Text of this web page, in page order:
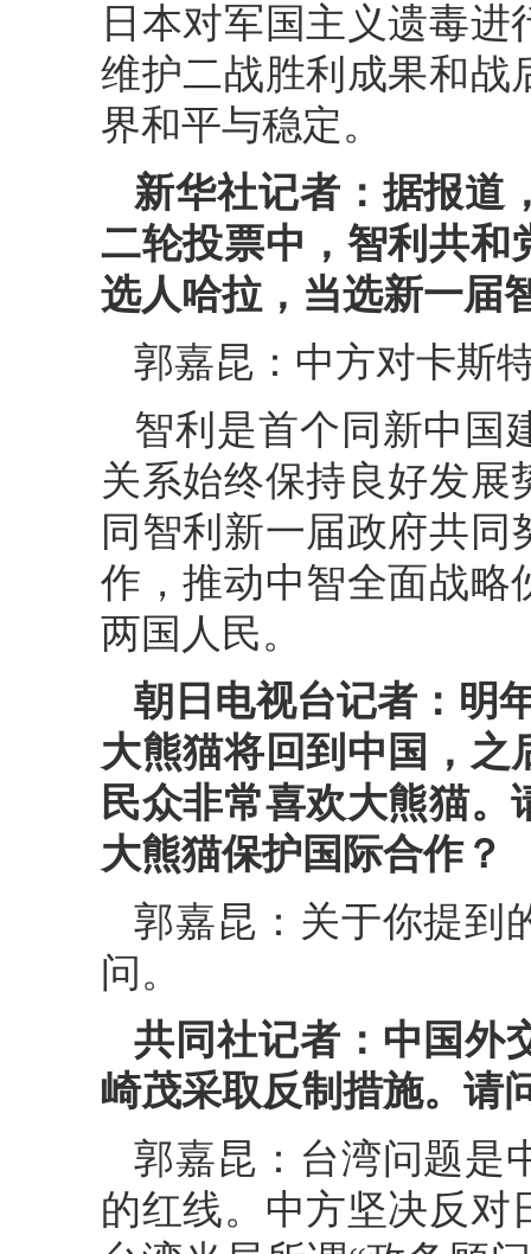
日本对军国主义遗毒
维护二战胜利成果和战
界和平与稳定。
新华社记者：据报道
二轮投票中，智利共和
选人哈拉，当选新一届
郭嘉昆：中方对卡斯
智利是首个同新中国
关系始终保持良好发展
同智利新一届政府共
作，推动中智全面战略
两国人民。
朝日电视台记者：明
大熊猫将回到中国，之
民众非常喜欢大熊猫
大熊猫保护国际合作？
郭嘉昆：关于你提到
问。
共同社记者：中国外
崎茂采取反制措施。请
郭嘉昆：台湾问题是
的红线。中方坚决反对